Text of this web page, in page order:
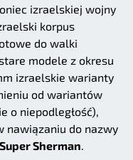
izraelskiej wojny
korpus
do walki
modele z okresu
izraelskie warianty
od wariantów
o niepodległość),
nawiązaniu do nazwy
Super Sherman.